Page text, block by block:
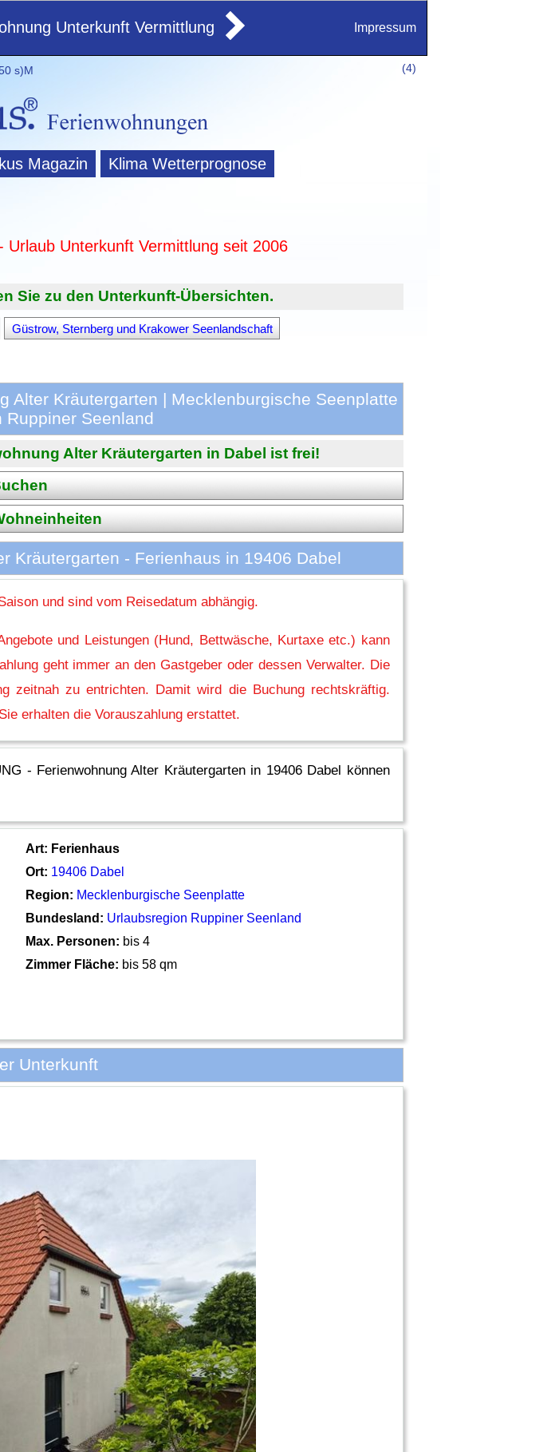
Unterkunft Vermittlung Impressum
(4)
s)M
Magazin Klima Wetterprognose
Unterkunft Vermittlung seit 2006
Sie zu den Unterkunft-Übersichten.
Güstrow, Sternberg und Krakower Seenlandschaft
Alter Kräutergarten | Mecklenburgische Seenplatte
Ruppiner Seenland
Alter Kräutergarten in Dabel ist frei!
Kräutergarten - Ferienhaus in 19406 Dabel
und sind vom Reisedatum abhängig.
und Leistungen (Hund, Bettwäsche, Kurtaxe etc.) kann
geht immer an den Gastgeber oder dessen Verwalter. Die
zeitnah zu entrichten. Damit wird die Buchung rechtskräftig.
erhalten die Vorauszahlung erstattet.
- Ferienwohnung Alter Kräutergarten in 19406 Dabel können
Art: Ferienhaus
Ort: 19406 Dabel
Region: Mecklenburgische Seenplatte
Bundesland: Urlaubsregion Ruppiner Seenland
Max. Personen: bis 4
Zimmer Fläche: bis 58 qm
Unterkunft